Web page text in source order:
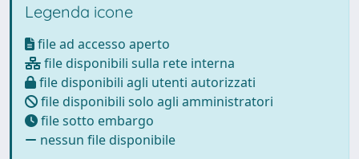
Legenda icone
file ad accesso aperto
file disponibili sulla rete interna
file disponibili agli utenti autorizzati
file disponibili solo agli amministratori
file sotto embargo
nessun file disponibile